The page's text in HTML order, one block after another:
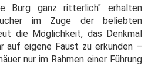
Burg ganz ritterlich" erhalten
im Zuge der beliebten
die Möglichkeit, das Denkmal
auf eigene Faust zu erkunden –
nur im Rahmen einer Führung